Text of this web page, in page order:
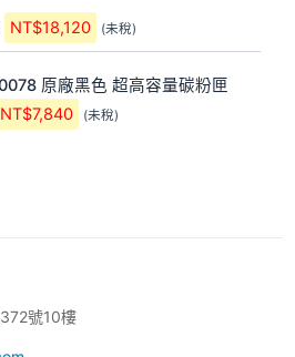
3
4
。
6
。
$
1
,
8
6
$
9
9
6
價
格
：
N
T
$
NT$18,120
價
格
：
N
T
(未稅)
原廠黑色 超高容量碳粉匣
價
NT$7,840
目
前
價
(未稅)
號10樓